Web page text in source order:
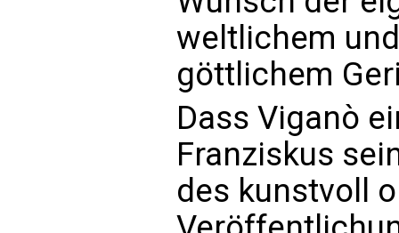
weltlichem
göttlichem
Dass Viganò
Franziskus
des kunstvoll